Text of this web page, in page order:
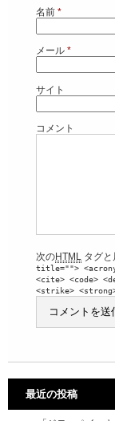
名前 *
メール *
サイト
コメント
次のHTML タグ
title="">
<cite> <code>
<strike>
最近の投稿